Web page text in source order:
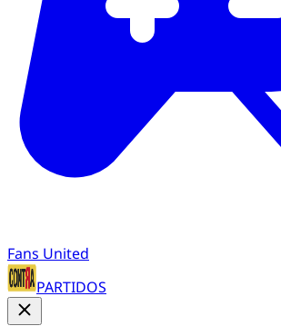
Fans United
PARTIDOS